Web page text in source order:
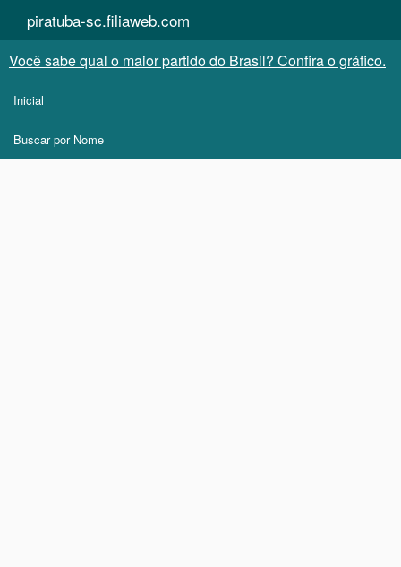
piratuba-sc.filiaweb.com
Você sabe qual o maior partido do Brasil? Confira o gráfico.
Inicial
Buscar por Nome